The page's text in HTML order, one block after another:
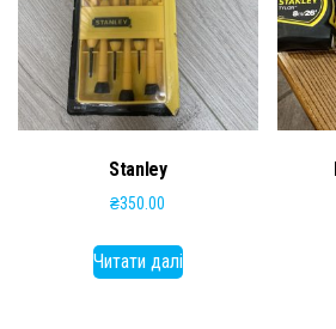
Stanley
₴350.00
Читати далі